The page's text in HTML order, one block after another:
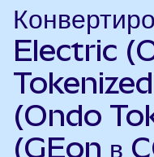
Electric
(Ondo
(GEon в